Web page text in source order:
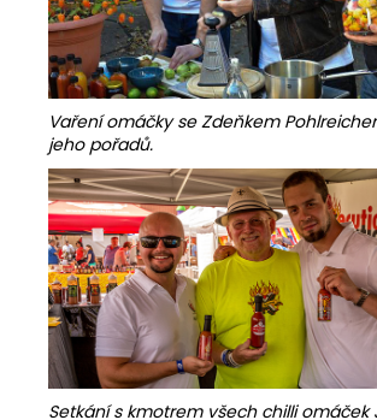
Vaření omáčky se Zdeňkem
jeho pořadů.
Setkání s kmotrem všech chilli omáček